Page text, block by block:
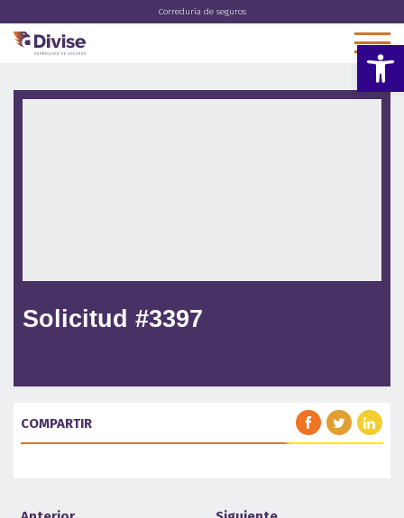
Abrir
Correduría de seguros
Solicitud #3397
COMPARTIR